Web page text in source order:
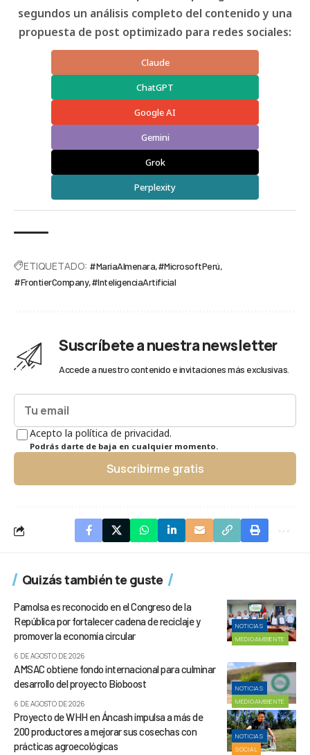
segundos un análisis completo del contenido y una
propuesta de post optimizado para redes sociales:
Claude
ChatGPT
Google AI
Gemini
Grok
Perplexity
ETIQUETADO: #MaríaAlmenara #MicrosoftPerú
#FrontierCompany #InteligenciaArtificial
Suscríbete a nuestra newsletter
Accede a nuestro contenido e invitaciones más exclusivas.
Acepto la política de privacidad.
Podrás darte de baja en cualquier momento.
Suscribirme gratis
Quizás también te guste
NOTICIAS
MEDIOAMBIENTE
Pamolsa es reconocido en el Congreso de la
República por fortalecer cadena de reciclaje y
promover la economía circular
6 DE AGOSTO DE 2026
NOTICIAS
MEDIOAMBIENTE
AMSAC obtiene fondo internacional para culminar
desarrollo del proyecto Bioboost
6 DE AGOSTO DE 2026
NOTICIAS
SOCIAL
Proyecto de WHH en Áncash impulsa a más de
200 productores a mejorar sus cosechas con
prácticas agroecológicas